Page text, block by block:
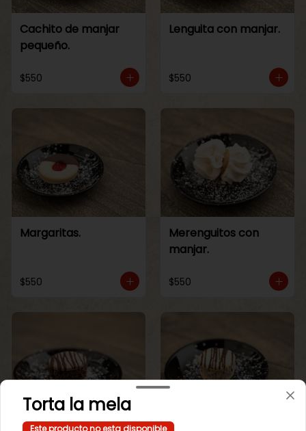
Cachito de manjar
pequeño.
$550
Lenguita con manjar.
$550
Margaritas.
$550
Merenguitos con
manjar.
$550
Torta la mela
Este producto no esta disponible